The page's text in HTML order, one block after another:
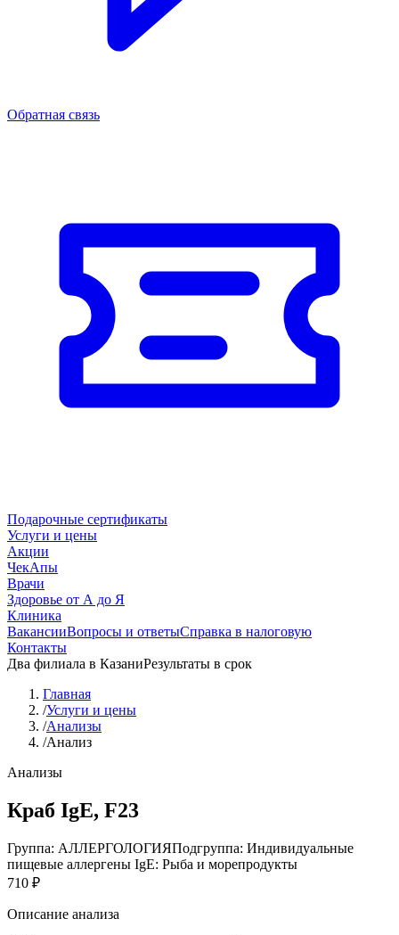
Обратная связь
Подарочные сертификаты
Услуги и цены
Акции
ЧекАпы
Врачи
Здоровье от А до Я
Клиника
ВакансииВопросы и ответыСправка в налоговую
Контакты
Два филиала в КазаниРезультаты в срок
Главная
/Услуги и цены
/Анализы
/Анализ
Анализы
Краб IgE, F23
Группа: АЛЛЕРГОЛОГИЯПодгруппа: Индивидуальные
пищевые аллергены IgE: Рыба и морепродукты
710 ₽
Описание анализа